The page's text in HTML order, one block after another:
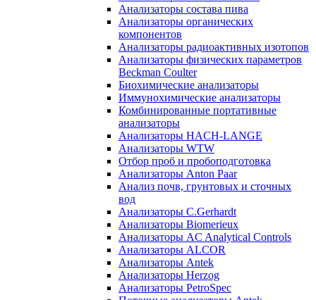
Анализаторы состава пива
Анализаторы органических
компонентов
Анализаторы радиоактивных изотопов
Анализаторы физических параметров
Beckman Coulter
Биохимические анализаторы
Иммунохимические анализаторы
Комбинированные портативные
анализаторы
Анализаторы HACH-LANGE
Анализаторы WTW
Отбор проб и пробоподготовка
Анализаторы Anton Paar
Анализ почв, грунтовых и сточных
вод
Анализаторы C.Gerhardt
Анализаторы Biomerieux
Анализаторы AC Analytical Controls
Анализаторы ALCOR
Анализаторы Antek
Анализаторы Herzog
Анализаторы PetroSpec